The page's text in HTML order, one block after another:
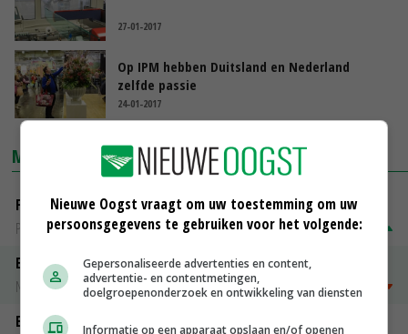
27-01-2017
Op IPM hebben Duitsland en Nederland
zelfde passie
24-01-2017
MARKTPRIJZEN
Fritesgeschikt NL Du Be
PotatoNL
€ 15,00~ € 23,00
Emmeloord Tarwe
Noteringen
€ 205,00~ € 208,00
Emmeloord Schaaltjespeen
Nieuwe Oogst vraagt om uw toestemming om uw
persoonsgegevens te gebruiken voor het volgende:
Gepersonaliseerde advertenties en content,
advertentie- en contentmetingen,
doelgroepenonderzoek en ontwikkeling van diensten
Informatie op een apparaat opslaan en/of openen